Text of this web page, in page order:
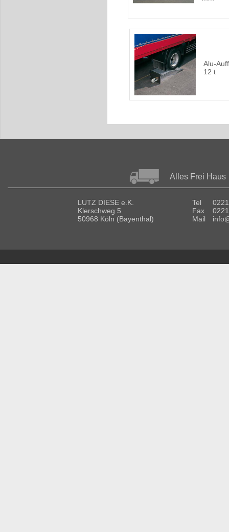
Alu-
12 t
Alles Frei Haus
LUTZ DIESE e.K.
Klerschweg 5
50968 Köln (Bayenthal)
Tel
Fax
Mail